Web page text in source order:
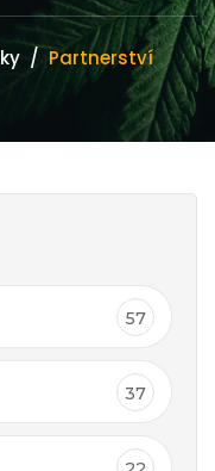
/ Partnerství
57
37